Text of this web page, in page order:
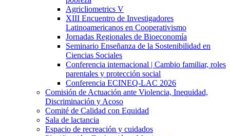
Agricliometrics V
XIII Encuentro de Investigadores
Latinoamericanos en Cooperativismo
Jornadas Regionales de Bioeconomía
Seminario Enseñanza de la Sostenibilidad en
Ciencias Sociales
Conferencia internacional | Cambio familiar, roles
parentales y protección social
Conferencia ECINEQ-LAC 2026
Comisión de Actuación ante Violencia, Inequidad,
Discriminación y Acoso
Comité de Calidad con Equidad
Sala de lactancia
Espacio de recreación y cuidados